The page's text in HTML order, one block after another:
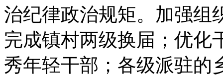
治纪律政治规矩。加强组
完成镇村两级换届；优化
秀年轻干部；各级派驻的